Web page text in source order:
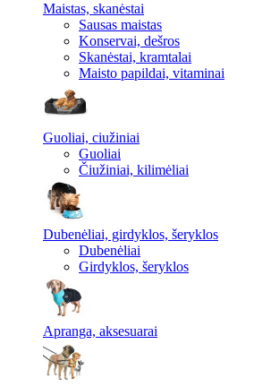
Maistas, skanėstai
Sausas maistas
Konservai, dešros
Skanėstai, kramtalai
Maisto papildai, vitaminai
Guoliai, ciužiniai
Guoliai
Čiužiniai, kilimėliai
Dubenėliai, girdyklos, šeryklos
Dubenėliai
Girdyklos, šeryklos
Apranga, aksesuarai